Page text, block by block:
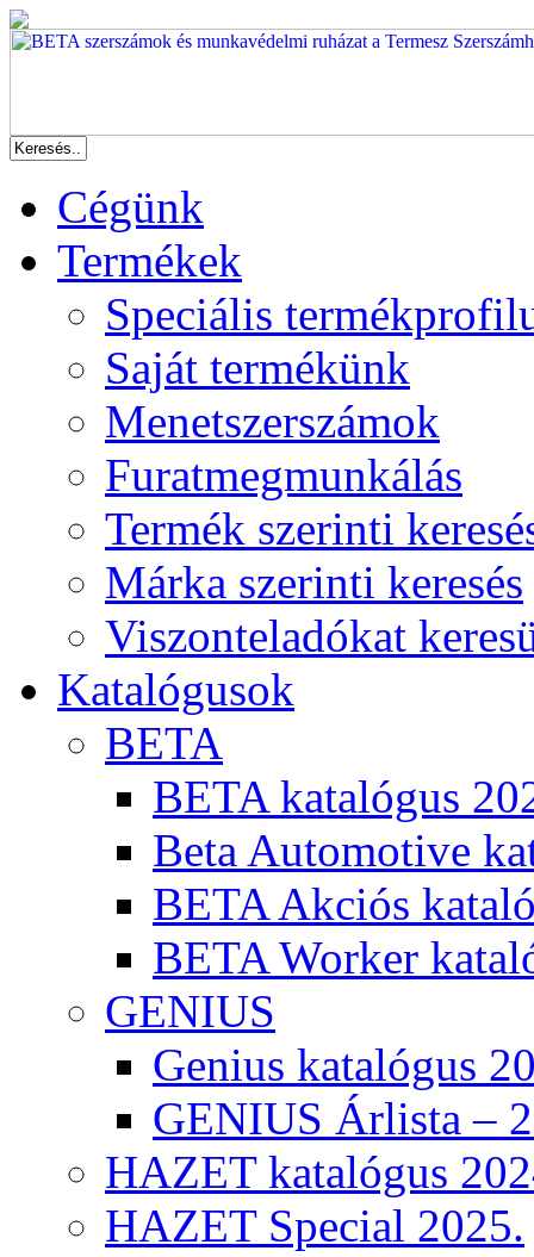
Cégünk
Termékek
Speciális
Saját termékünk
Menetszerszámok
Furatmegmunkálás
Termék szerinti
Márka szerinti keresés
Viszonteladókat
Katalógusok
BETA
BETA katalógus
Beta Automotive
BETA Akciós
BETA Worker
GENIUS
Genius katalógus
GENIUS Árlista –
HAZET katalógus
HAZET Special 2025.